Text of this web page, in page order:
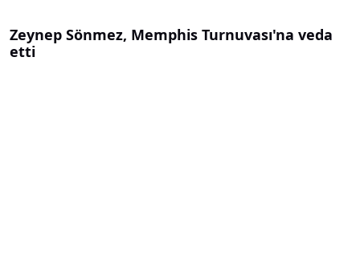
Zeynep Sönmez, Memphis Turnuvası'na veda
etti